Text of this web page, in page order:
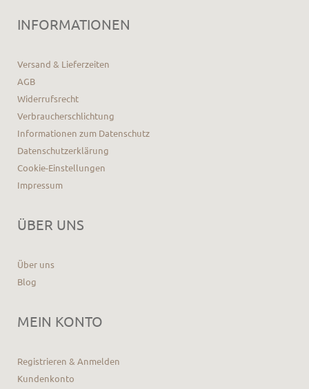
INFORMATIONEN
Versand & Lieferzeiten
AGB
Widerrufsrecht
Verbraucherschlichtung
Informationen zum Datenschutz
Datenschutzerklärung
Cookie-Einstellungen
Impressum
ÜBER UNS
Über uns
Blog
MEIN KONTO
Registrieren & Anmelden
Kundenkonto